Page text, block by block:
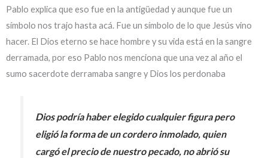
Pablo explica que eso fue en la antigüedad y aunque fue un
símbolo nos trajo hasta acá. Fue un símbolo de lo que Jesús vino
hacer. El Dios eterno se hace hombre y su vida está en la sangre
derramada, por eso Pablo nos menciona que una vez al año el
sumo sacerdote derramaba sangre y Dios los perdonaba
Dios podría haber elegido cualquier figura pero
eligió la forma de un cordero inmolado, quien
cargó el precio de nuestro pecado, no abrió su